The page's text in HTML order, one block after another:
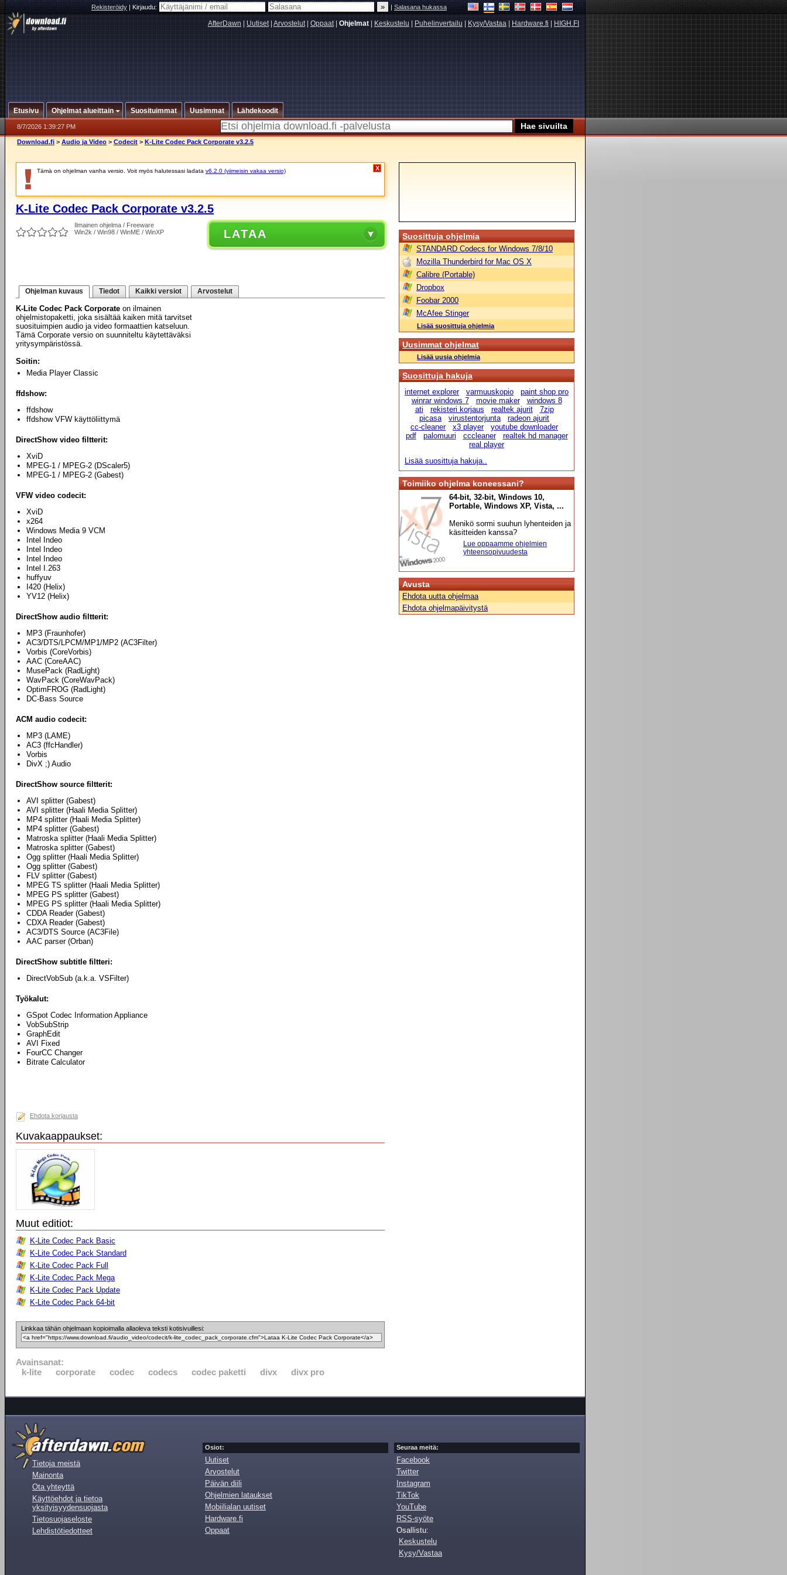
Rekisteröidy|Kirjaudu: |Salasana hukassa
AfterDawn Uutiset| Arvostelut| Oppaat| Ohjelmat Keskustelu Puhelinvertailu Kysy/Vastaa Hardware.fi HIGH.FI
Etusivu Ohjelmat alueittain Suosituimmat Uusimmat Lähdekoodit
8/7/2026 1:39:27 PM
Download.fi > Audio ja Video > Codecit > K-Lite Codec Pack Corporate v3.2.5
Tämä on ohjelman vanha versio. Voit myös halutessasi ladata v6.2.0 (viimeisin vakaa versio) X
K-Lite Codec Pack Corporate v3.2.5
Ilmainen ohjelma / Freeware
Win2k / Win98 / WinME / WinXP
LATAA
Ohjelman kuvaus Tiedot Kaikki versiot Arvostelut
K-Lite Codec Pack Corporate on ilmainen
ohjelmistopaketti, joka sisältää kaiken mitä tarvitset
suosituimpien audio ja video formaattien katseluun.
Tämä Corporate versio on suunniteltu käytettäväksi
yritysympäristössä.
Soitin:
Media Player Classic
ffdshow:
ffdshow
ffdshow VFW käyttöliittymä
DirectShow video filtterit:
XviD
MPEG-1 / MPEG-2 (DScaler5)
MPEG-1 / MPEG-2 (Gabest)
VFW video codecit:
XviD
x264
Windows Media 9 VCM
Intel Indeo
Intel Indeo
Intel Indeo
Intel I.263
huffyuv
I420 (Helix)
YV12 (Helix)
DirectShow audio filtterit:
MP3 (Fraunhofer)
AC3/DTS/LPCM/MP1/MP2 (AC3Filter)
Vorbis (CoreVorbis)
AAC (CoreAAC)
MusePack (RadLight)
WavPack (CoreWavPack)
OptimFROG (RadLight)
DC-Bass Source
ACM audio codecit:
MP3 (LAME)
AC3 (ffcHandler)
Vorbis
DivX ;) Audio
DirectShow source filtterit:
AVI splitter (Gabest)
AVI splitter (Haali Media Splitter)
MP4 splitter (Haali Media Splitter)
MP4 splitter (Gabest)
Matroska splitter (Haali Media Splitter)
Matroska splitter (Gabest)
Ogg splitter (Haali Media Splitter)
Ogg splitter (Gabest)
FLV splitter (Gabest)
MPEG TS splitter (Haali Media Splitter)
MPEG PS splitter (Gabest)
MPEG PS splitter (Haali Media Splitter)
CDDA Reader (Gabest)
CDXA Reader (Gabest)
AC3/DTS Source (AC3File)
AAC parser (Orban)
DirectShow subtitle filtteri:
DirectVobSub (a.k.a. VSFilter)
Työkalut:
GSpot Codec Information Appliance
VobSubStrip
GraphEdit
AVI Fixed
FourCC Changer
Bitrate Calculator
Ehdota korjausta
Kuvakaappaukset:
Muut editiot:
K-Lite Codec Pack Basic
K-Lite Codec Pack Standard
K-Lite Codec Pack Full
K-Lite Codec Pack Mega
K-Lite Codec Pack Update
K-Lite Codec Pack 64-bit
Linkkaa tähän ohjelmaan kopioimalla allaoleva teksti kotisivuillesi:
Avainsanat:
k-lite
corporate codec codecs codec paketti divx divx pro
Suosittuja ohjelmia
STANDARD Codecs for Windows 7/8/10
Mozilla Thunderbird for Mac OS X
Calibre (Portable)
Dropbox
Foobar 2000
McAfee Stinger
Lisää suosittuja ohjelmia
Uusimmat ohjelmat
Lisää uusia ohjelmia
Suosittuja hakuja
internet explorer varmuuskopio
paint shop pro
winrar windows 7
movie maker
windows 8
ati
rekisteri korjaus realtek ajurit
7zip
picasa
virustentorjunta
radeon ajurit
cc-cleaner
x3 player
youtube downloader
pdf
palomuuri cccleaner
realtek hd manager
real player
Lisää suosittuja hakuja..
Toimiiko ohjelma koneessani?
64-bit, 32-bit, Windows 10,
Portable, Windows XP, Vista, ...
Menikö sormi suuhun lyhenteiden ja
käsitteiden kanssa?
Lue oppaamme ohjelmien
yhteensopivuudesta
Avusta
Ehdota uutta ohjelmaa
Ehdota ohjelmapäivitystä
Tietoja meistä
Mainonta
Ota yhteyttä
Käyttöehdot ja tietoa
yksityisyydensuojasta
Tietosuojaseloste
Lehdistötiedotteet
Osiot:
Uutiset
Arvostelut
Päivän diili
Ohjelmien lataukset
Mobiilialan uutiset
Hardware.fi
Oppaat
Seuraa meitä:
Facebook
Twitter
Instagram
TikTok
YouTube
RSS-syöte
Osallistu:
Keskustelu
Kysy/Vastaa